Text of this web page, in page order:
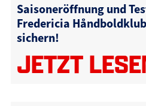
Saisoneröffnung und
Fredericia
sichern!
JETZT